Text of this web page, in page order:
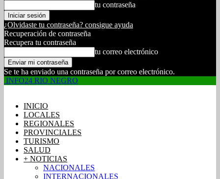
tu contraseña
¿Olvidaste tu contraseña? consigue ayuda
Recuperación de contraseña
Recupera tu contraseña
tu correo electrónico
Se te ha enviado una contraseña por correo electrónico.
INFO24 RIO NEGRO
INICIO
LOCALES
REGIONALES
PROVINCIALES
TURISMO
SALUD
+ NOTICIAS
NACIONALES
INTERNACIONALES